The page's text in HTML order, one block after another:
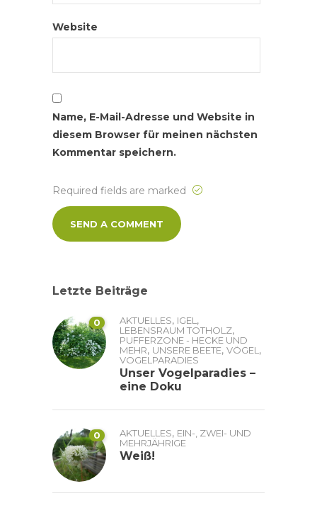
Website
Name, E-Mail-Adresse und Website in
diesem Browser für meinen nächsten
Kommentar speichern.
Required fields are marked
Letzte Beiträge
0 AKTUELLES, IGEL ,
LEBENSRAUM TOTHOLZ,
PUFFERZONE - HECKE UND
MEHR, UNSERE BEETE, VÖGEL ,
VOGELPARADIES
Unser Vogelparadies –
eine Doku
0 AKTUELLES, EIN-, ZWEI- UND
MEHRJÄHRIGE
Weiß!